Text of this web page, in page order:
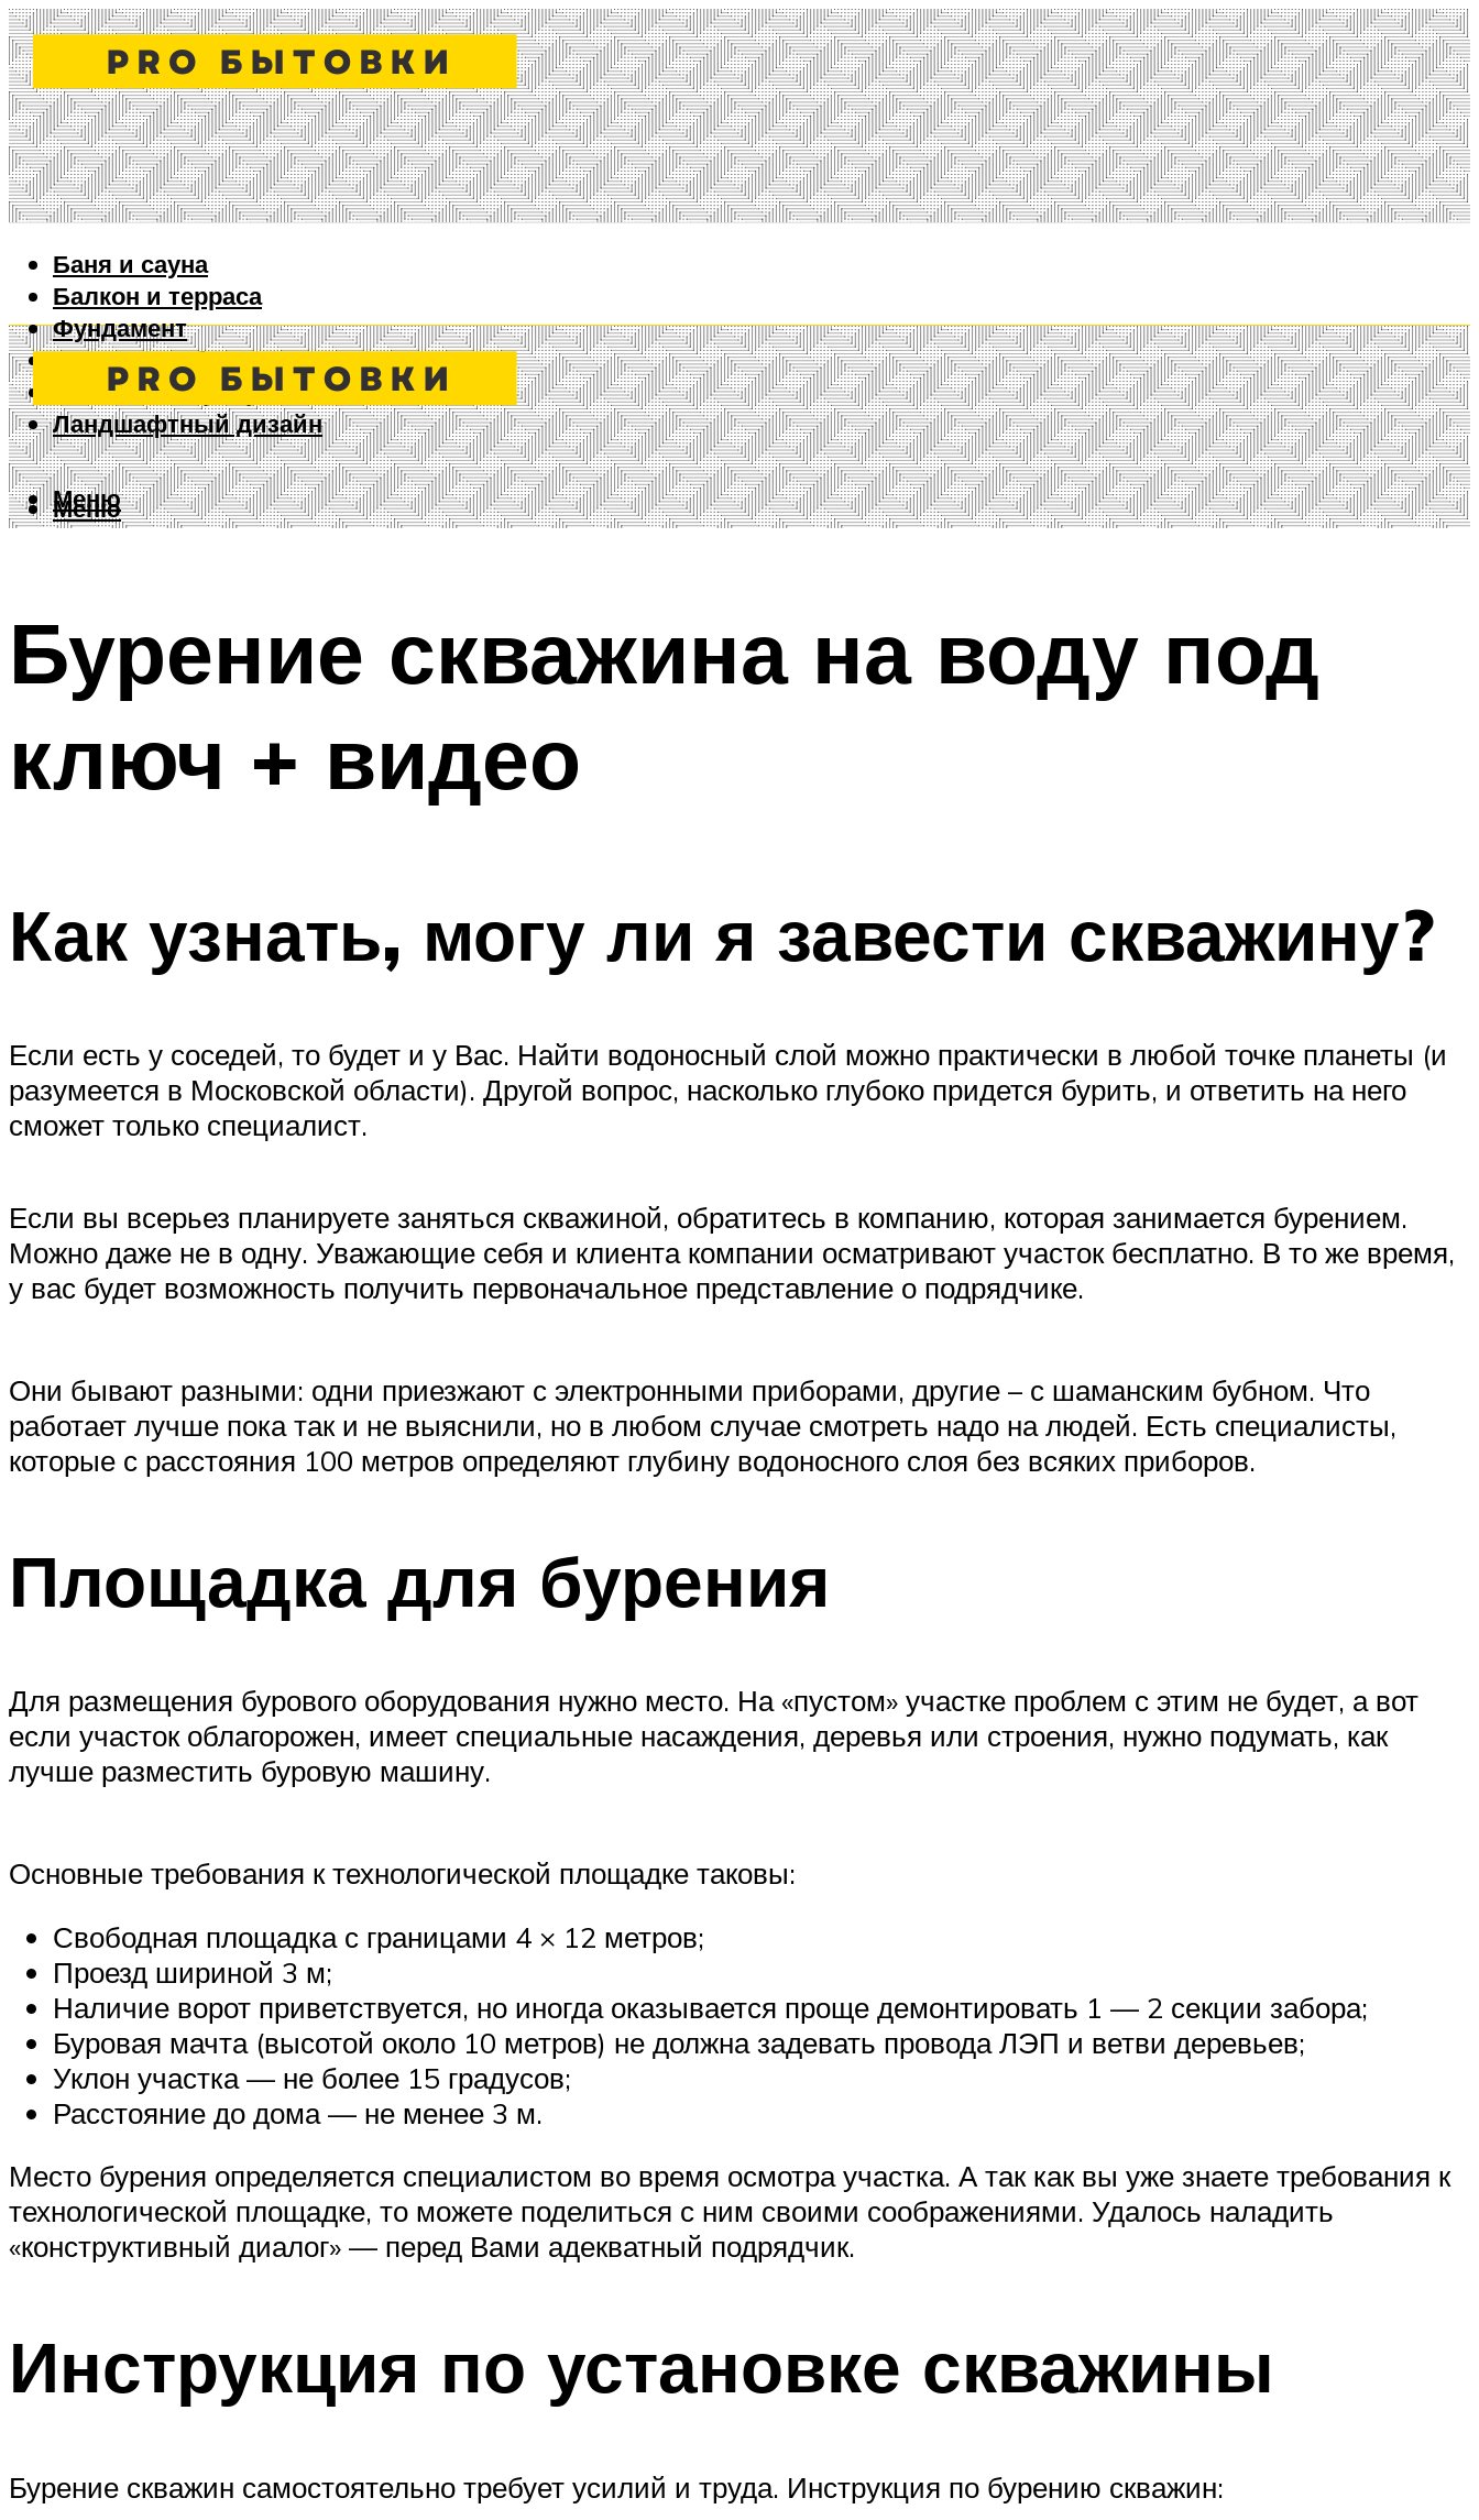
Баня и сауна
Балкон и терраса
Фундамент
Ворота и забор
Дизайн интерьера
Ландшафтный дизайн
Меню
Меню
Бурение скважина на воду под
ключ + видео
Как узнать, могу ли я завести скважину?
Если есть у соседей, то будет и у Вас. Найти водоносный слой можно практически в любой точке планеты (и
разумеется в Московской области). Другой вопрос, насколько глубоко придется бурить, и ответить на него
сможет только специалист.
Если вы всерьез планируете заняться скважиной, обратитесь в компанию, которая занимается бурением.
Можно даже не в одну. Уважающие себя и клиента компании осматривают участок бесплатно. В то же время,
у вас будет возможность получить первоначальное представление о подрядчике.
Они бывают разными: одни приезжают с электронными приборами, другие – с шаманским бубном. Что
работает лучше пока так и не выяснили, но в любом случае смотреть надо на людей. Есть специалисты,
которые с расстояния 100 метров определяют глубину водоносного слоя без всяких приборов.
Площадка для бурения
Для размещения бурового оборудования нужно место. На «пустом» участке проблем с этим не будет, а вот
если участок облагорожен, имеет специальные насаждения, деревья или строения, нужно подумать, как
лучше разместить буровую машину.
Основные требования к технологической площадке таковы:
Свободная площадка с границами 4 × 12 метров;
Проезд шириной 3 м;
Наличие ворот приветствуется, но иногда оказывается проще демонтировать 1 — 2 секции забора;
Буровая мачта (высотой около 10 метров) не должна задевать провода ЛЭП и ветви деревьев;
Уклон участка — не более 15 градусов;
Расстояние до дома — не менее 3 м.
Место бурения определяется специалистом во время осмотра участка. А так как вы уже знаете требования к
технологической площадке, то можете поделиться с ним своими соображениями. Удалось наладить
«конструктивный диалог» — перед Вами адекватный подрядчик.
Инструкция по установке скважины
Бурение скважин самостоятельно требует усилий и труда. Инструкция по бурению скважин: